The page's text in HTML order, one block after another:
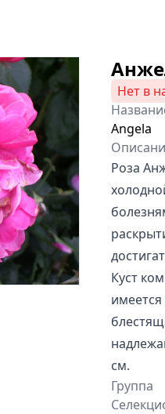
Нет в
Angela
Роза
Куст
см.
Группа